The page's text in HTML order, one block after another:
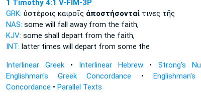
1 Timothy 4:1 V-FIM-3P
GRK: ὑστέροις καιροῖς ἀποστήσονταίτινες τῆς
NAS: some will fall awayfrom the faith,
KJV: some shall depart from the faith,
INT: latter times will depart from some the
Interlinear Greek• Interlinear Hebrew • Strong's
Englishman's Greek Concordance •
Concordance • Parallel Texts